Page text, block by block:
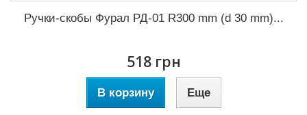
Ручки-скобы Фурал РД-01 R300 mm (d 30 mm)...
518 грн
В корзину Еще